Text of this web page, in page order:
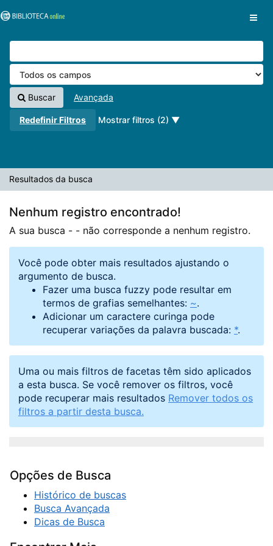
VuFind
Buscar Avançada
Redefinir Filtros Mostrar filtros (2)
Resultados da busca
Nenhum registro encontrado!
A sua busca - - não corresponde a nenhum registro.
Você pode obter mais resultados ajustando o
argumento de busca.
Fazer uma busca fuzzy pode resultar em
termos de grafias semelhantes: ~.
Adicionar um caractere curinga pode
recuperar variações da palavra buscada: *.
Uma ou mais filtros de facetas têm sido aplicados
a esta busca. Se você remover os filtros, você
pode recuperar mais resultados Remover todos os
filtros a partir desta busca.
Opções de Busca
Histórico de buscas
Busca Avançada
Dicas de Busca